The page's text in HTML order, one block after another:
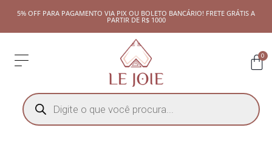
5% OFF PARA PAGAMENTO VIA PIX OU BOLETO BANCÁRIO! FRETE GRÁTIS A
PARTIR DE R$ 1000
0